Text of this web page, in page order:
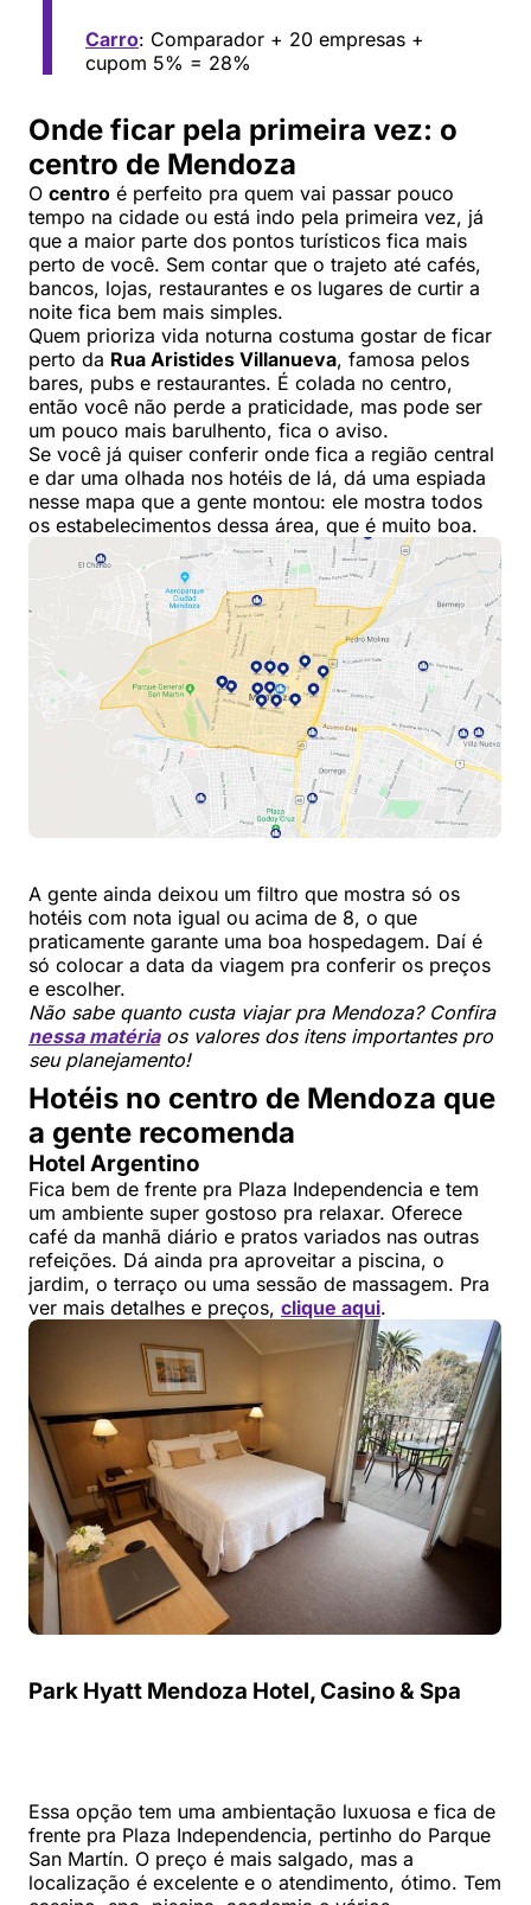
Carro: Comparador + 20 empresas +
cupom 5% = 28%
Onde ficar pela primeira vez: o
centro de Mendoza
O centro é perfeito pra quem vai passar pouco
tempo na cidade ou está indo pela primeira vez, já
que a maior parte dos pontos turísticos fica mais
perto de você. Sem contar que o trajeto até cafés,
bancos, lojas, restaurantes e os lugares de curtir a
noite fica bem mais simples.
Quem prioriza vida noturna costuma gostar de ficar
perto da Rua Aristides Villanueva, famosa pelos
bares, pubs e restaurantes. É colada no centro,
então você não perde a praticidade, mas pode ser
um pouco mais barulhento, fica o aviso.
Se você já quiser conferir onde fica a região central
e dar uma olhada nos hotéis de lá, dá uma espiada
nesse mapa que a gente montou: ele mostra todos
os estabelecimentos dessa área, que é muito boa.
A gente ainda deixou um filtro que mostra só os
hotéis com nota igual ou acima de 8, o que
praticamente garante uma boa hospedagem. Daí é
só colocar a data da viagem pra conferir os preços
e escolher.
Não sabe quanto custa viajar pra Mendoza? Confira
nessa matériaos valores dos itens importantes pro
seu planejamento!
Hotéis no centro de Mendoza que
a gente recomenda
Hotel Argentino
Fica bem de frente pra Plaza Independencia e tem
um ambiente super gostoso pra relaxar. Oferece
café da manhã diário e pratos variados nas outras
refeições. Dá ainda pra aproveitar a piscina, o
jardim, o terraço ou uma sessão de massagem. Pra
ver mais detalhes e preços, clique aqui.
Park Hyatt Mendoza Hotel, Casino & Spa
Essa opção tem uma ambientação luxuosa e fica de
frente pra Plaza Independencia, pertinho do Parque
San Martín. O preço é mais salgado, mas a
localização é excelente e o atendimento, ótimo. Tem